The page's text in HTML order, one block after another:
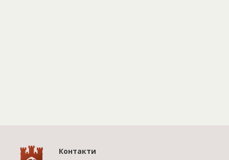
Контакти